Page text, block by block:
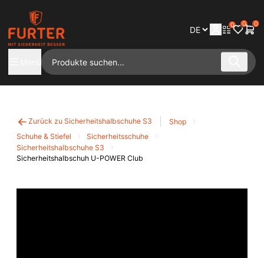
0 0 0
Zurück zu Sicherheitshalbschuhe S3
Shop
Schuhe & Stiefel
Sicherheitsschuhe
Sicherheitshalbschuhe S3
Sicherheitshalbschuh U-POWER Club